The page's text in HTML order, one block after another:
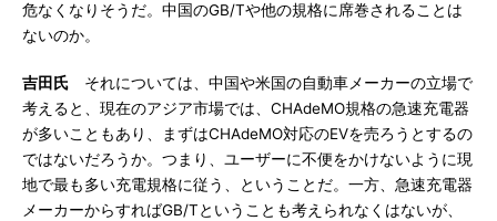
危なくなりそうだ。中国のGB/Tや他の規格に席巻されることは
ないのか。
吉田氏 それについては、中国や米国の自動車メーカーの立場で
考えると、現在のアジア市場では、CHAdeMO規格の急速充電器
が多いこともあり、まずはCHAdeMO対応のEVを売ろうとするの
ではないだろうか。つまり、ユーザーに不便をかけないように現
地で最も多い充電規格に従う、ということだ。一方、急速充電器
メーカーからすればGB/Tということも考えられなくはないが、